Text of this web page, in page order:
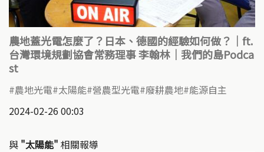
農地蓋光電怎麼了？日本、德國的經驗如何做？｜ft.
台灣環境規劃協會常務理事 李翰林｜我們的島Podca
st
農地光電 太陽能 營農型光電 廢耕農地 能源自主
2024-02-26 00:03
與 "太陽能" 相關報導